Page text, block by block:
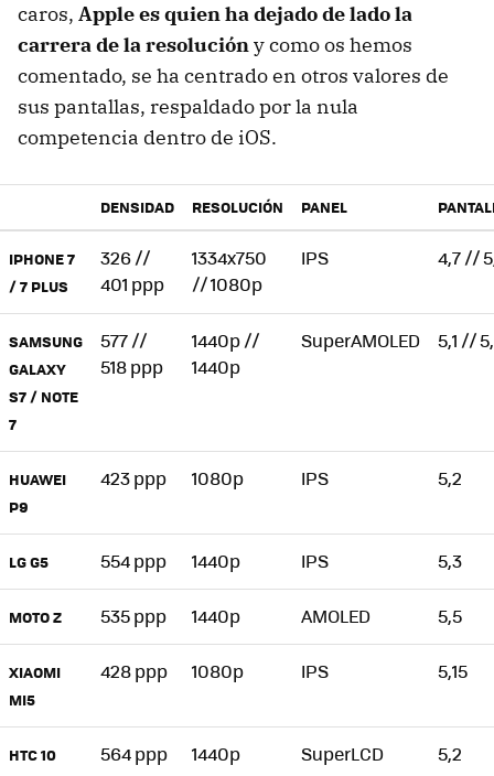
caros, Apple es quien ha dejado de lado la
carrera de la resolucióny como os hemos
comentado, se ha centrado en otros valores de
sus pantallas, respaldado por la nula
competencia dentro de iOS.
DENSIDAD RESOLUCIÓN PANEL
IPHONE 7
/ 7 PLUS
326 //
401 ppp
1334x750
// 1080p
IPS 4,7 //
SAMSUNG
GALAXY
S7 / NOTE
7
577 //
518 ppp
1440p //
1440p
SuperAMOLED 5,1 //
HUAWEI
P9
423 ppp 1080p IPS 5,2
LG G5 554 ppp 1440p IPS 5,3
MOTO Z 535 ppp 1440p AMOLED 5,5
XIAOMI
MI5
428 ppp 1080p IPS 5,15
HTC 10 564 ppp 1440p SuperLCD 5,2